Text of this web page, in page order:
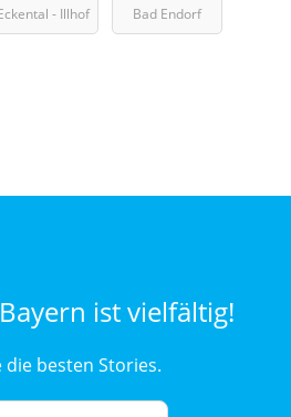
- Illhof
Bad Endorf
ist vielfältig!
die besten Stories.